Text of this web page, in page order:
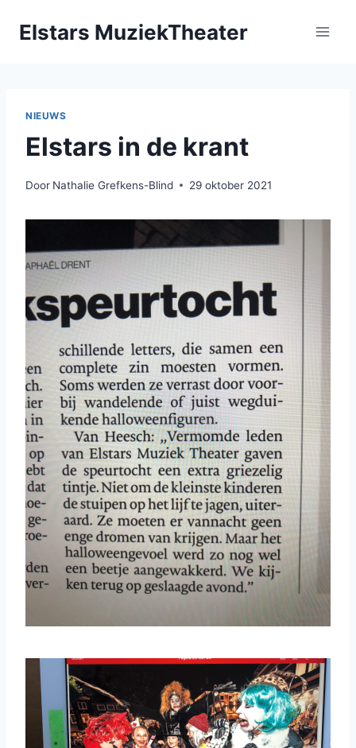
naarElstars MuziekTheater
NIEUWS
Elstars in de krant
Door Nathalie Grefkens-Blind 29 oktober 2021